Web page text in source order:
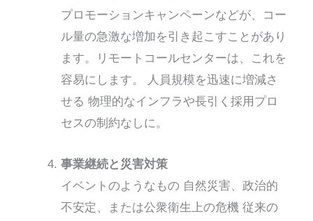
プロモーションキャンペーンなどが、コー
ル量の急激な増加を引き起こすことがあり
ます。リモートコールセンターは、これを
容易にします。
人員規模を迅速に増減さ
せる 物理的なインフラや長引く採用プロ
セスの制約なしに。
事業継続と災害対策
イベントのようなもの 自然災害、政治的
不安定、または公衆衛生上の危機 従来の